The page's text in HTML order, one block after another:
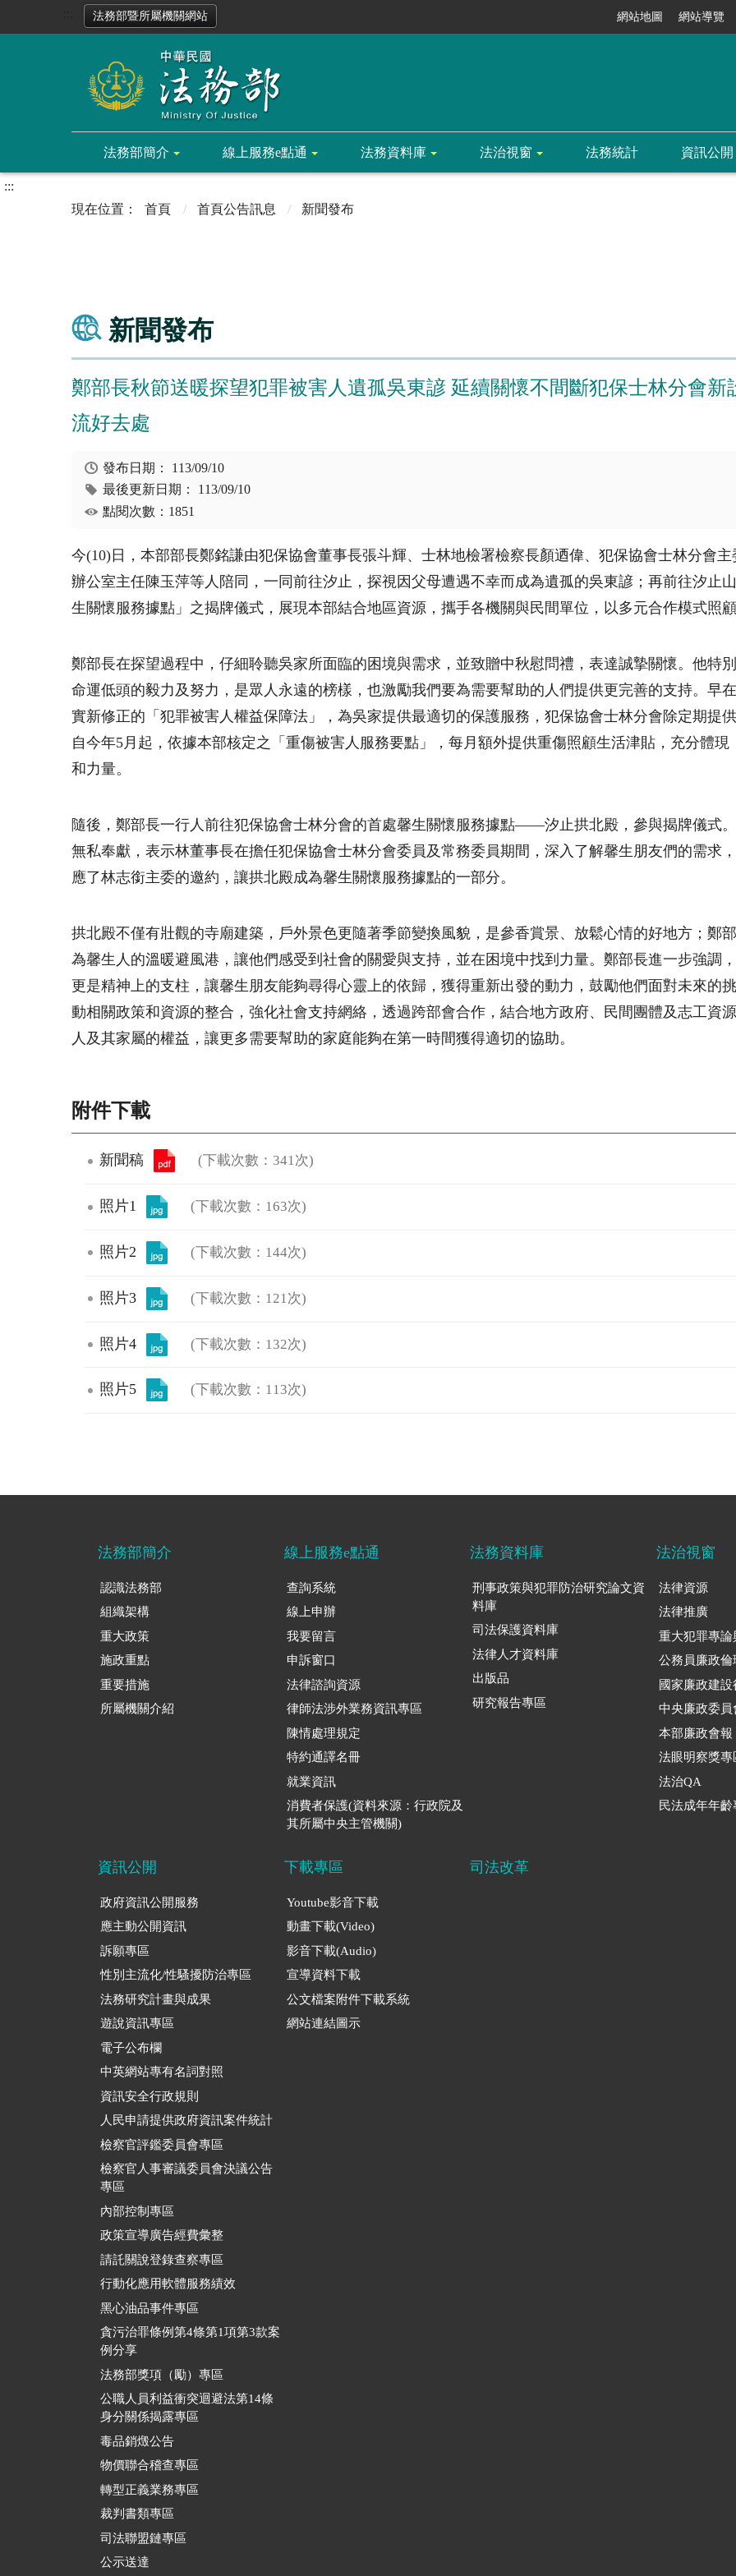
法務部暨所屬機關網站 網站地圖 網站導覽
法務部簡介 線上服務e點通 法務資料庫 法治視窗 法務統計 資訊公開
:::
首頁
首頁公告訊息 新聞發布
新聞發布
鄭部長秋節送暖探望犯罪被害人遺孤吳東諺 延續關懷不間斷犯保士林分會
流好去處
發布日期： 113/09/10
最後更新日期： 113/09/10
點閱次數：1851
今(10) 日，本部部長鄭銘謙由犯保協會董事長張斗輝、士林地檢署檢察長顏迺偉、犯保協會士林分會
辦公室主任陳玉萍等人陪同，一同前往汐止，探視因父母遭遇不幸而成為遺孤的吳東諺；再前往汐止
生關懷服務據點」之揭牌儀式，展現本部結合地區資源，攜手各機關與民間單位，以多元合作模式照
鄭部長在探望過程中，仔細聆聽吳家所面臨的困境與需求，並致贈中秋慰問禮，表達誠摯關懷。他特
命運低頭的毅力及努力，是眾人永遠的榜樣，也激勵我們要為需要幫助的人們提供更完善的支持。早
實新修正的「犯罪被害人權益保障法」，為吳家提供最適切的保護服務，犯保協會士林分會除定期提
自今年5月起，依據本部核定之「重傷被害人服務要點」，每月額外提供重傷照顧生活津貼，充分體
和力量。
隨後，鄭部長一行人前往犯保協會士林分會的首處馨生關懷服務據點——汐止拱北殿，參與揭牌儀式
無私奉獻，表示林董事長在擔任犯保協會士林分會委員及常務委員期間，深入了解馨生朋友們的需求
應了林志銜主委的邀約，讓拱北殿成為馨生關懷服務據點的一部分。
拱北殿不僅有壯觀的寺廟建築，戶外景色更隨著季節變換風貌，是參香賞景、放鬆心情的好地方；鄭
為馨生人的溫暖避風港，讓他們感受到社會的關愛與支持，並在困境中找到力量。鄭部長進一步強調
更是精神上的支柱，讓馨生朋友能夠尋得心靈上的依歸，獲得重新出發的動力，鼓勵他們面對未來的
動相關政策和資源的整合，強化社會支持網絡，透過跨部會合作，結合地方政府、民間團體及志工資
人及其家屬的權益，讓更多需要幫助的家庭能夠在第一時間獲得適切的協助。
附件下載
新聞稿 (下載次數：341次)
照片1 (下載次數：163次)
照片2 (下載次數：144次)
照片3 (下載次數：121次)
照片4 (下載次數：132次)
照片5 (下載次數：113次)
法務部簡介
認識法務部
組織架構
重大政策
施政重點
重要措施
所屬機關介紹
線上服務e點通
查詢系統
線上申辦
我要留言
申訴窗口
法律諮詢資源
律師法涉外業務資訊專區
陳情處理規定
特約通譯名冊
就業資訊
消費者保護(資料來源：行政院及
其所屬中央主管機關)
法務資料庫
刑事政策與犯罪防治研究論文資
料庫
司法保護資料庫
法律人才資料庫
出版品
研究報告專區
法治視窗
法律資源
法律推廣
重大犯罪專論
公務員廉政倫
國家廉政建設
中央廉政委員
本部廉政會報
法眼明察獎專
法治QA
民法成年年齡
資訊公開
政府資訊公開服務
應主動公開資訊
訴願專區
性別主流化/性騷擾防治專區
法務研究計畫與成果
遊說資訊專區
電子公布欄
中英網站專有名詞對照
資訊安全行政規則
人民申請提供政府資訊案件統計
檢察官評鑑委員會專區
檢察官人事審議委員會決議公告
專區
內部控制專區
政策宣導廣告經費彙整
請託關說登錄查察專區
行動化應用軟體服務績效
黑心油品事件專區
貪污治罪條例第4條第1項第3款案
例分享
法務部獎項（勵）專區
公職人員利益衝突迴避法第14條
身分關係揭露專區
毒品銷燬公告
物價聯合稽查專區
轉型正義業務專區
裁判書類專區
司法聯盟鏈專區
公示送達
下載專區
Youtube影音下載
動畫下載(Video)
影音下載(Audio)
宣導資料下載
公文檔案附件下載系統
網站連結圖示
司法改革